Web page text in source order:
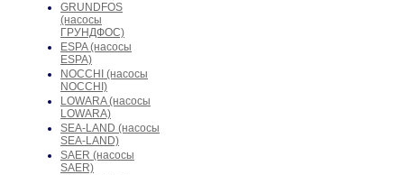
GRUNDFOS
(насосы
ГРУНДФОС)
ESPA (насосы
ESPA)
NOCCHI (насосы
NOCCHI)
LOWARA (насосы
LOWARA)
SEA-LAND (насосы
SEA-LAND)
SAER (насосы
SAER)